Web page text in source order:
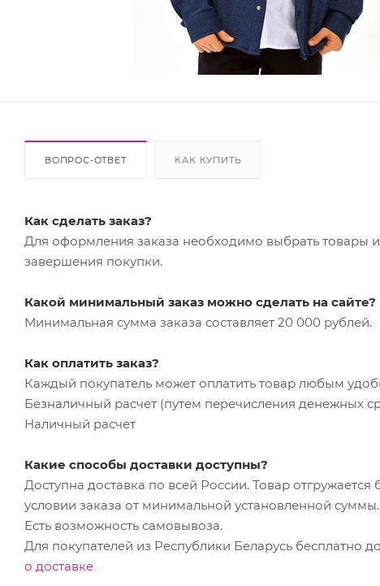
ВОПРОС-ОТВЕТ КАК КУПИТЬ
Как сделать заказ?
Для оформления заказа необходимо выбрать товары
завершения покупки.
Какой минимальный заказ можно сделать на сайте?
Минимальная сумма заказа составляет 20 000 рублей.
Как оплатить заказ?
Каждый покупатель может оплатить товар любым
Безналичный расчет (путем перечисления денежных
Наличный расчет
Какие способы доставки доступны?
Доступна доставка по всей России. Товар
условии заказа от минимальной установленной суммы.
Есть возможность самовывоза.
Для покупателей из Республики Беларусь бесплатно
о доставке